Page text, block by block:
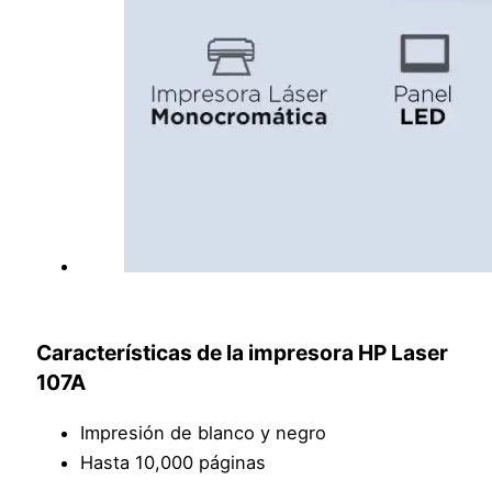
Características de la impresora HP Laser
107A
Impresión de blanco y negro
Hasta 10,000 páginas